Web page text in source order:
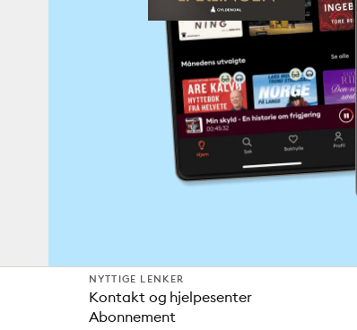
NYTTIGE LENKER
Kontakt og hjelpesenter
Abonnement